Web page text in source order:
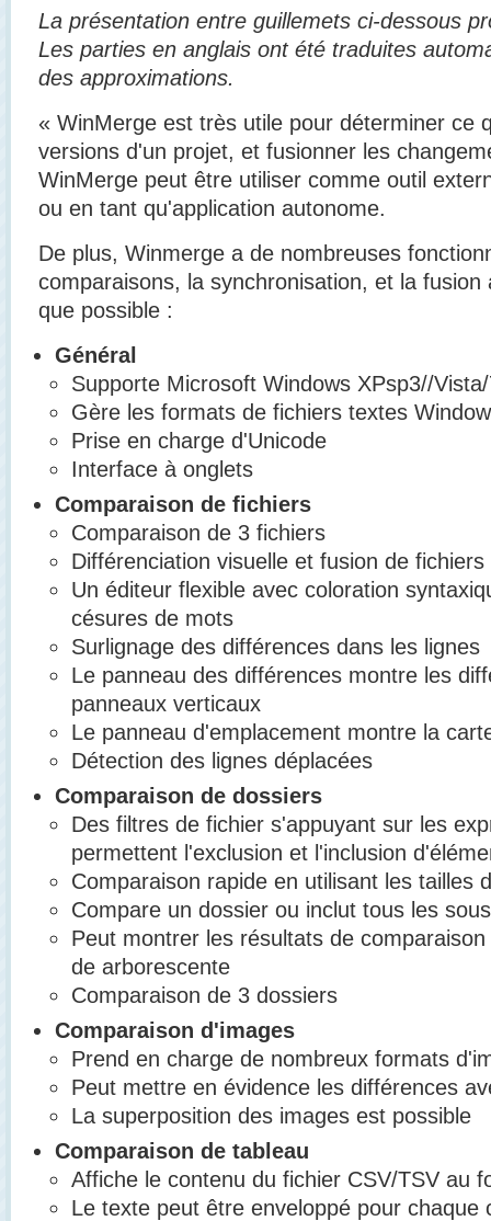
La présentation entre guillemets ci-dessous
Les parties en anglais ont été traduites
des approximations.
« WinMerge est très utile pour déterminer ce
versions d'un projet, et fusionner les
WinMerge peut être utiliser comme outil
ou en tant qu'application autonome.
De plus, Winmerge a de nombreuses
comparaisons, la synchronisation, et la
que possible :
Général
Supporte Microsoft Windows XPsp3//
Gère les formats de fichiers textes
Prise en charge d'Unicode
Interface à onglets
Comparaison de fichiers
Comparaison de 3 fichiers
Différenciation visuelle et fusion de fichiers
Un éditeur flexible avec coloration
césures de mots
Surlignage des différences dans les lignes
Le panneau des différences montre les
panneaux verticaux
Le panneau d'emplacement montre la
Détection des lignes déplacées
Comparaison de dossiers
Des filtres de fichier s'appuyant sur les
permettent l'exclusion et l'inclusion
Comparaison rapide en utilisant les tailles
Compare un dossier ou inclut tous les
Peut montrer les résultats de
de arborescente
Comparaison de 3 dossiers
Comparaison d'images
Prend en charge de nombreux formats
Peut mettre en évidence les différences
La superposition des images est possible
Comparaison de tableau
Affiche le contenu du fichier CSV/TSV au
Le texte peut être enveloppé pour chaque